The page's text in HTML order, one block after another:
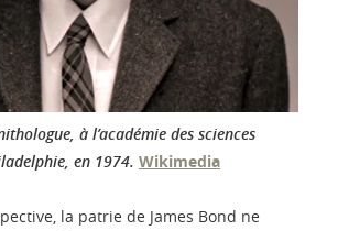
à l’académie des sciences
en 1974. Wikimedia
la patrie de James Bond ne